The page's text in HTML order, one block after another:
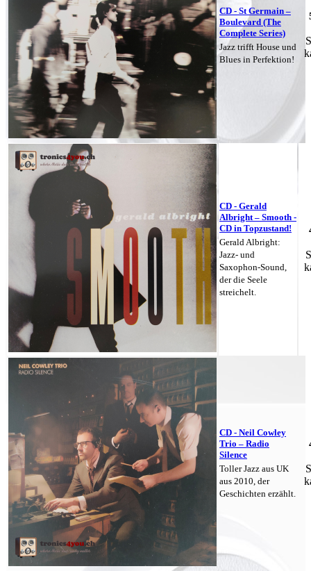
CD - St Germain –
Boulevard (The
Complete Series)
Jazz trifft House und
Blues in Perfektion!
CD - Gerald
Albright ‎– Smooth -
CD in Topzustand!
Gerald Albright:
Jazz- und
Saxophon-Sound,
der die Seele
streichelt.
CD - Neil Cowley
Trio – Radio
Silence
Toller Jazz aus UK
aus 2010, der
Geschichten erzählt.